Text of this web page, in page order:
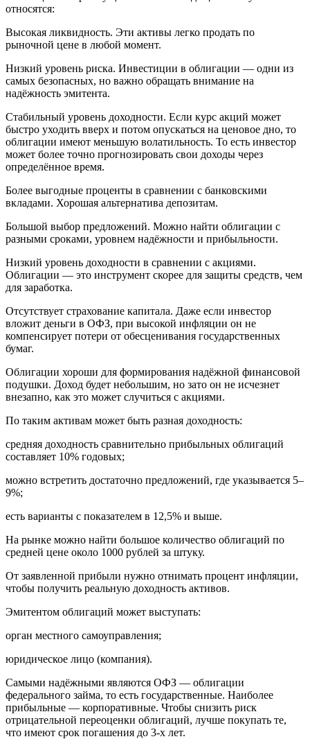
относятся:
Высокая ликвидность. Эти активы легко продать по
рыночной цене в любой момент.
Низкий уровень риска. Инвестиции в облигации — одни из
самых безопасных, но важно обращать внимание на
надёжность эмитента.
Стабильный уровень доходности. Если курс акций может
быстро уходить вверх и потом опускаться на ценовое дно, то
облигации имеют меньшую волатильность. То есть инвестор
может более точно прогнозировать свои доходы через
определённое время.
Более выгодные проценты в сравнении с банковскими
вкладами. Хорошая альтернатива депозитам.
Большой выбор предложений. Можно найти облигации с
разными сроками, уровнем надёжности и прибыльности.
Низкий уровень доходности в сравнении с акциями.
Облигации — это инструмент скорее для защиты средств, чем
для заработка.
Отсутствует страхование капитала. Даже если инвестор
вложит деньги в ОФЗ, при высокой инфляции он не
компенсирует потери от обесценивания государственных
бумаг.
Облигации хороши для формирования надёжной финансовой
подушки. Доход будет небольшим, но зато он не исчезнет
внезапно, как это может случиться с акциями.
По таким активам может быть разная доходность:
средняя доходность сравнительно прибыльных облигаций
составляет 10% годовых;
можно встретить достаточно предложений, где указывается 5–
9%;
есть варианты с показателем в 12,5% и выше.
На рынке можно найти большое количество облигаций по
средней цене около 1000 рублей за штуку.
От заявленной прибыли нужно отнимать процент инфляции,
чтобы получить реальную доходность активов.
Эмитентом облигаций может выступать:
орган местного самоуправления;
юридическое лицо (компания).
Самыми надёжными являются ОФЗ — облигации
федерального займа, то есть государственные. Наиболее
прибыльные — корпоративные. Чтобы снизить риск
отрицательной переоценки облигаций, лучше покупать те,
что имеют срок погашения до 3-х лет.